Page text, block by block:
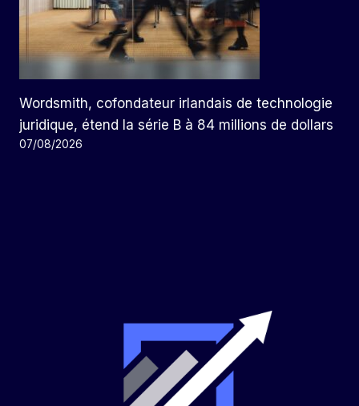
Wordsmith, cofondateur irlandais de technologie
juridique, étend la série B à 84 millions de dollars
07/08/2026